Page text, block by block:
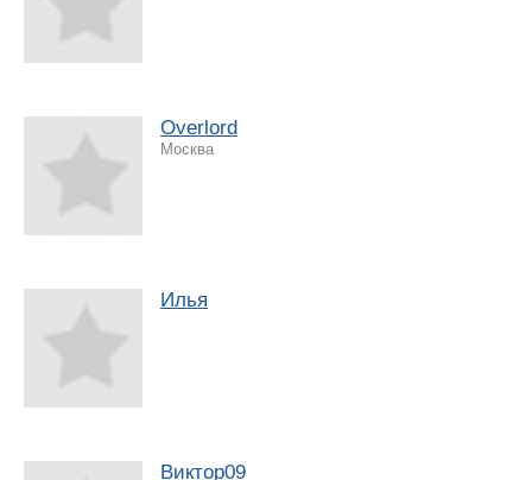
Overlord
Москва
Илья
Виктор09